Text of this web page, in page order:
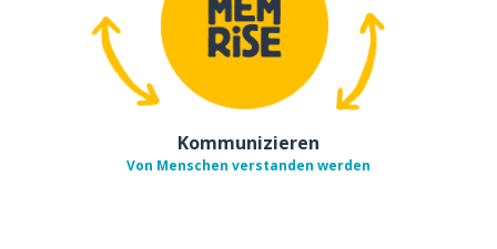
Kommunizieren
Von Menschen verstanden werden